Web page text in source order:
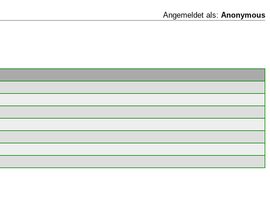
Angemeldet als: Anonymous